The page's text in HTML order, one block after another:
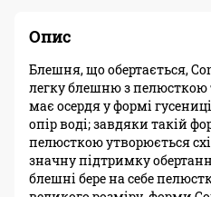
Опис
Блешня, що обертається,
легку блешню з пелюсткою
має осердя у формі
опір воді; завдяки такій
пелюсткою утворюється
значну підтримку
блешні бере на себе